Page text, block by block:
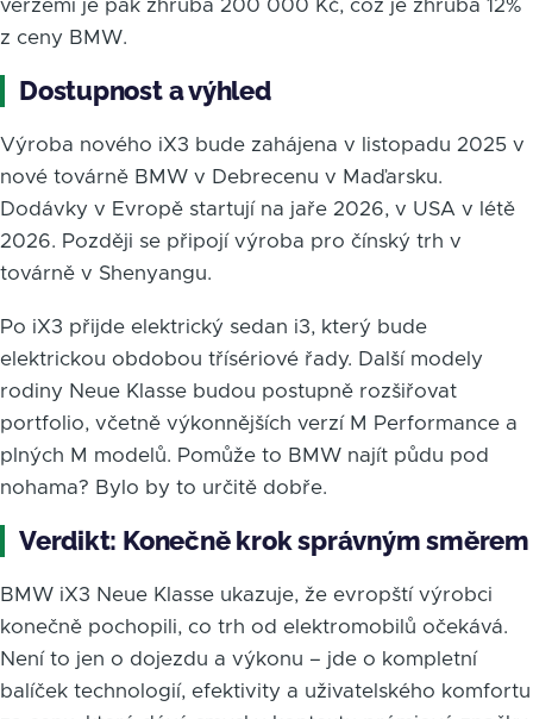
verzemi je pak zhruba 200 000 Kč, což je zhruba 12%
z ceny BMW.
Dostupnost a výhled
Výroba nového iX3 bude zahájena v listopadu 2025 v
nové továrně BMW v Debrecenu v Maďarsku.
Dodávky v Evropě startují na jaře 2026, v USA v létě
2026. Později se připojí výroba pro čínský trh v
továrně v Shenyangu.
Po iX3 přijde elektrický sedan i3, který bude
elektrickou obdobou třísériové řady. Další modely
rodiny Neue Klasse budou postupně rozšiřovat
portfolio, včetně výkonnějších verzí M Performance a
plných M modelů. Pomůže to BMW najít půdu pod
nohama? Bylo by to určitě dobře.
Verdikt: Konečně krok správným směrem
BMW iX3 Neue Klasse ukazuje, že evropští výrobci
konečně pochopili, co trh od elektromobilů očekává.
Není to jen o dojezdu a výkonu – jde o kompletní
balíček technologií, efektivity a uživatelského komfortu